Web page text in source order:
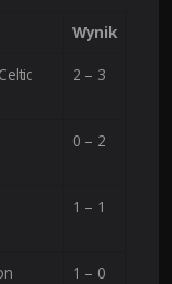
Wynik
2 – 3
0 – 2
1 – 1
1 – 0